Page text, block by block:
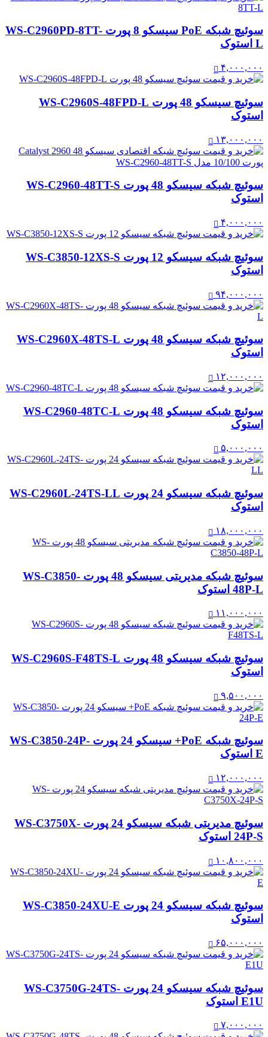
سوئیچ شبکه PoE سیسکو 8 پورت WS-C2960PD-8TT-
L استوک
۴,۰۰۰,۰۰۰
سوئیچ سیسکو 48 پورت WS-C2960S-48FPD-L
استوک
۱۳,۰۰۰,۰۰۰
سوئیچ شبکه سیسکو 48 پورت WS-C2960-48TT-S
استوک
۴,۰۰۰,۰۰۰
سوئیچ شبکه سیسکو 12 پورت WS-C3850-12XS-S
استوک
۹۴,۰۰۰,۰۰۰
سوئیچ شبکه سیسکو 48 پورت WS-C2960X-48TS-L
استوک
۱۲,۰۰۰,۰۰۰
سوئیچ شبکه سیسکو 48 پورت WS-C2960-48TC-L
استوک
۵,۰۰۰,۰۰۰
سوئیچ شبکه سیسکو 24 پورت WS-C2960L-24TS-LL
استوک
۱۸,۰۰۰,۰۰۰
سوئیچ شبکه مدیریتی سیسکو 48 پورت WS-C3850-
48P-L استوک
۱۱,۰۰۰,۰۰۰
سوئیچ شبکه سیسکو 48 پورت WS-C2960S-F48TS-L
استوک
۹,۵۰۰,۰۰۰
سوئیچ شبکه PoE+ سیسکو 24 پورت WS-C3850-24P-
E استوک
۱۲,۰۰۰,۰۰۰
سوئیچ مدیریتی شبکه سیسکو 24 پورت WS-C3750X-
24P-S استوک
۱۰,۸۰۰,۰۰۰
سوئیچ شبکه سیسکو 24 پورت WS-C3850-24XU-E
استوک
۶۵,۰۰۰,۰۰۰
سوئیچ شبکه سیسکو 24 پورت WS-C3750G-24TS-
E1U استوک
۷,۰۰۰,۰۰۰